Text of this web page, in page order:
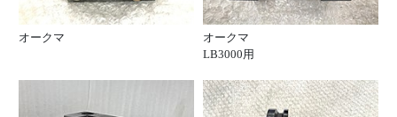
オークマ
オークマ
LB3000用